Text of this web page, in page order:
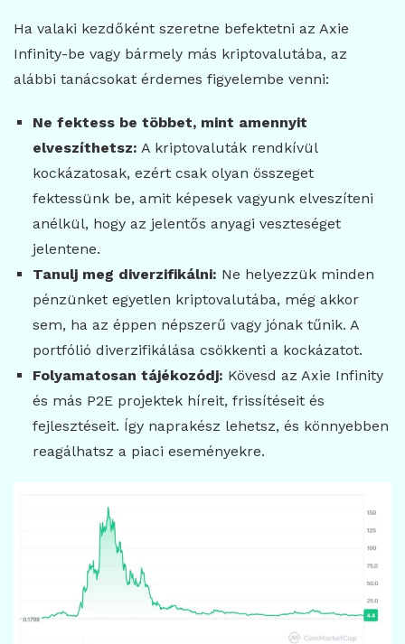
Ha valaki kezdőként szeretne befektetni az Axie
Infinity-be vagy bármely más kriptovalutába, az
alábbi tanácsokat érdemes figyelembe venni:
Ne fektess be többet, mint amennyit
elveszíthetsz: A kriptovaluták rendkívül
kockázatosak, ezért csak olyan összeget
fektessünk be, amit képesek vagyunk elveszíteni
anélkül, hogy az jelentős anyagi veszteséget
jelentene.
Tanulj meg diverzifikálni: Ne helyezzük minden
pénzünket egyetlen kriptovalutába, még akkor
sem, ha az éppen népszerű vagy jónak tűnik. A
portfólió diverzifikálása csökkenti a kockázatot.
Folyamatosan tájékozódj: Kövesd az Axie Infinity
és más P2E projektek híreit, frissítéseit és
fejlesztéseit. Így naprakész lehetsz, és könnyebben
reagálhatsz a piaci eseményekre.